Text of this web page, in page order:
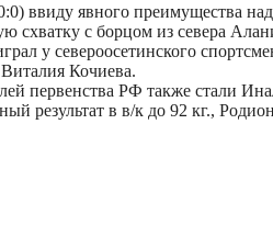
ввиду явного преимущества
схватку с борцом из севера
у североосетинского
Кочиева.
первенства РФ также стали
результат в в/к до 92 кг.,